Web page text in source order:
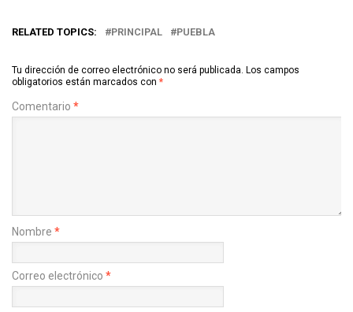
RELATED TOPICS: PRINCIPAL PUEBLA
Tu dirección de correo electrónico no será publicada. Los campos
obligatorios están marcados con *
Comentario *
Nombre *
Correo electrónico *